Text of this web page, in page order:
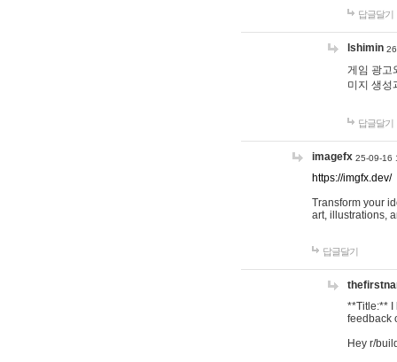
답글달기
lshimin
게임 광고
미지 생성
답글달기
imagefx 25-09-16
https://imgfx.dev/
Transform your
art, illustrations,
답글달기
**Title:** I
feedback
Hey r/